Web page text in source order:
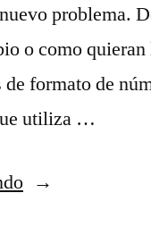
problema.
o como
formato de
utiliza …
«Bug